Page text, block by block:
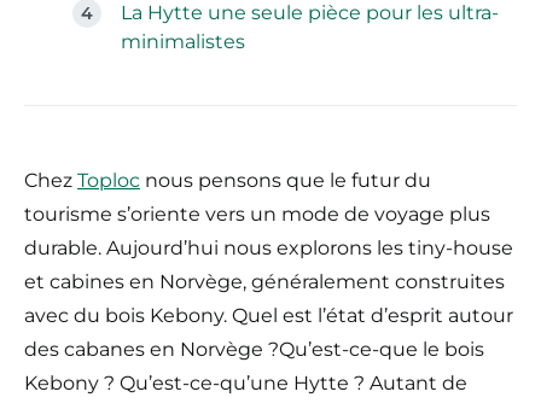
La Hytte une seule pièce pour les ultra-
minimalistes
Chez Toploc nous pensons que le futur du
tourisme s’oriente vers un mode de voyage plus
durable. Aujourd’hui nous explorons les tiny-house
et cabines en Norvège, généralement construites
avec du bois Kebony. Quel est l’état d’esprit autour
des cabanes en Norvège ?Qu’est-ce-que le bois
Kebony ? Qu’est-ce-qu’une Hytte ? Autant de